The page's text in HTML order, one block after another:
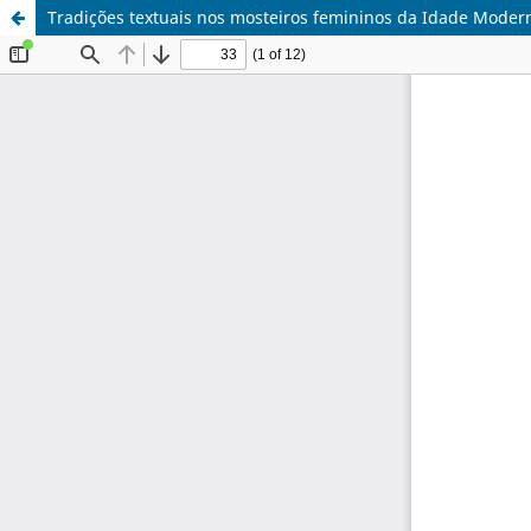
Tradições textuais nos mosteiros femininos da Idade